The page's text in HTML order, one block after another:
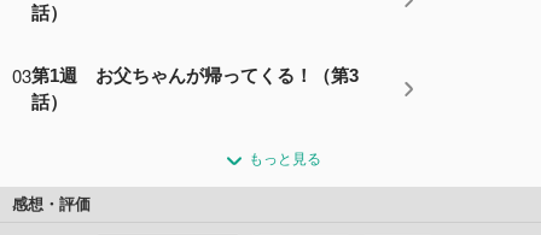
話）
03第1週 お父ちゃんが帰ってくる！（第3
話）
もっと見る
感想・評価